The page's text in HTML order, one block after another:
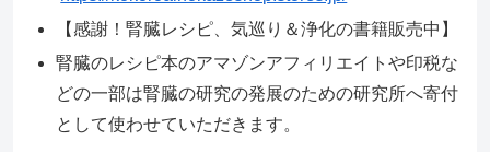
【感謝！腎臓レシピ、気巡り＆浄化の書籍販売中】
腎臓のレシピ本のアマゾンアフィリエイトや印税な
どの一部は腎臓の研究の発展のための研究所へ寄付
として使わせていただきます。